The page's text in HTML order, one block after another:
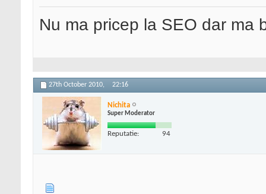
Nu ma pricep la SEO dar ma
27th October 2010, 22:16
Nichita
Super Moderator
Reputatie: 94